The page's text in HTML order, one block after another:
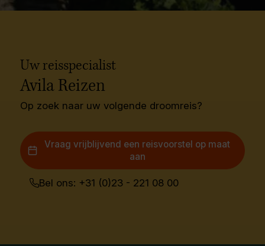
Uw reisspecialist
Avila Reizen
Op zoek naar uw volgende droomreis?
Vraag vrijblijvend een reisvoorstel op maat
aan
Bel ons: +31 (0)23 - 221 08 00